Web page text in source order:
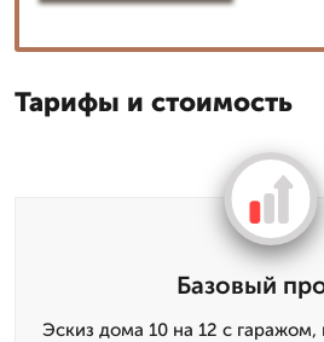
Тарифы и стоимость
Базовый
Эскиз дома 10 на 12 с